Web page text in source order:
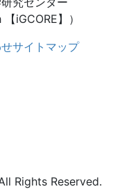
iGCORE】）
サイトマップ
Rights Reserved.